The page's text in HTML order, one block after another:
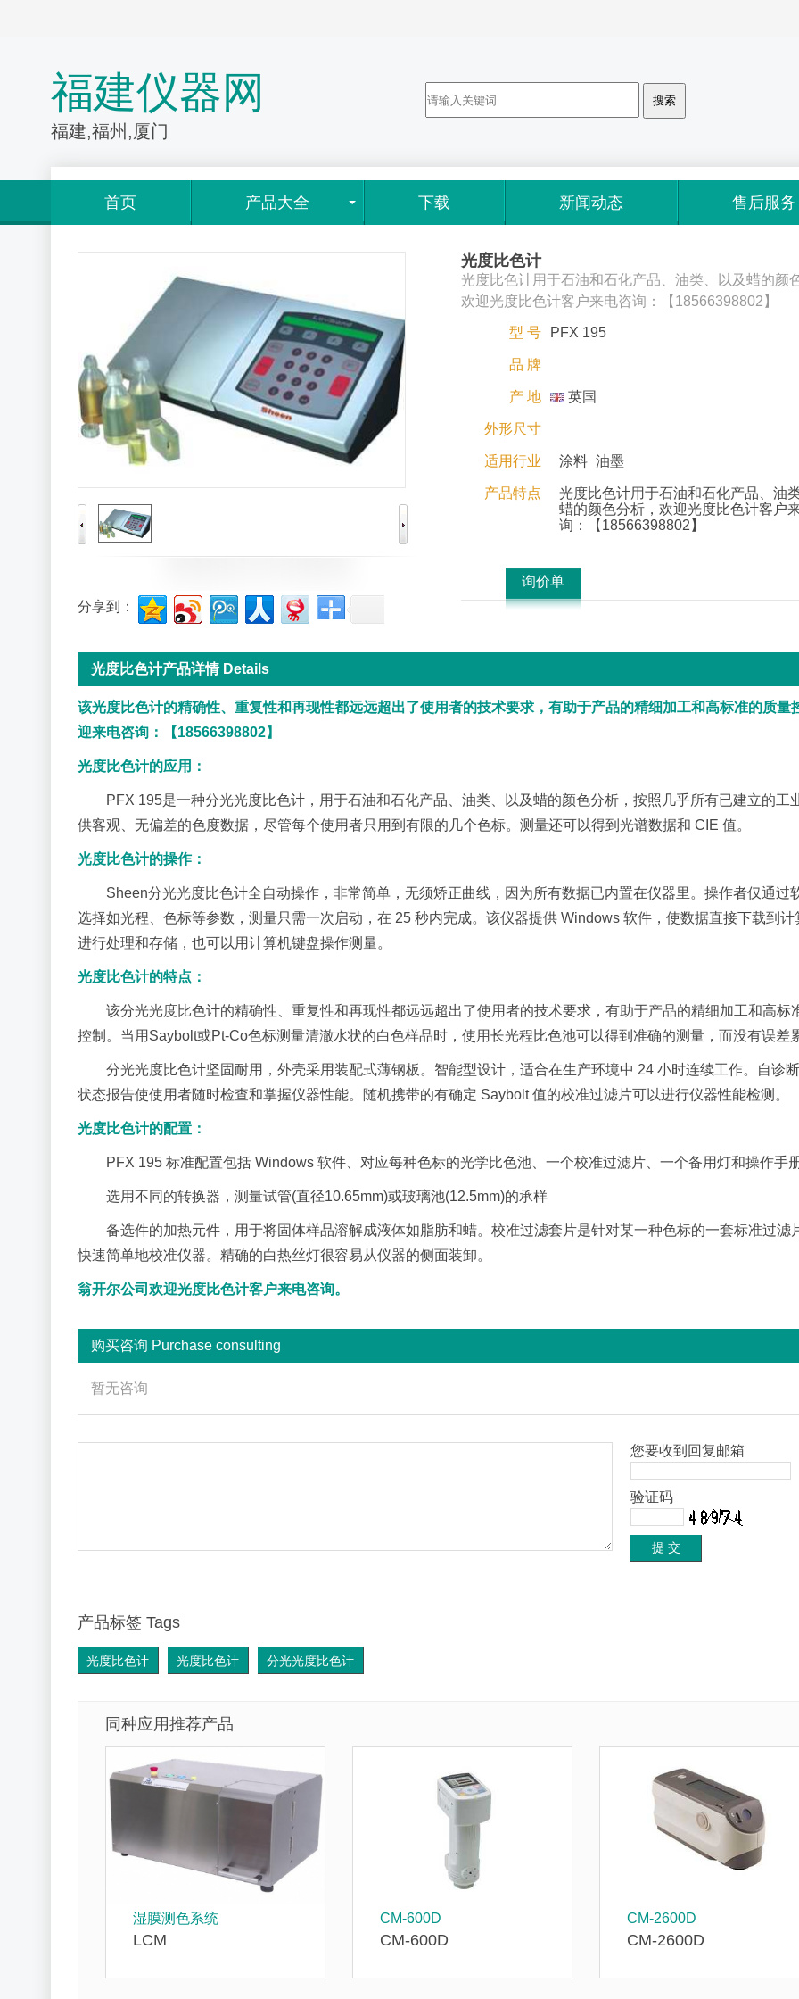
福建仪器网
福建,福州,厦门
首页 产品大全 下载 新闻动态 售后服务
分享到：
光度比色计
光度比色计用于石油和石化产品、油类、以及蜡的颜
欢迎光度比色计客户来电咨询：【18566398802】
型 号 PFX 195
品 牌
产 地 英国
外形尺寸
适用行业 涂料 油墨
产品特点
光度比色计用于石油和石化产品、油
蜡的颜色分析，欢迎光度比色计客户
询：【18566398802】
询价单
光度比色计产品详情 Details
该光度比色计的精确性、重复性和再现性都远远超出了使用者的技术要求，有助于产品的精细加工和高标准的质量
迎来电咨询：【18566398802】
光度比色计的应用：
PFX 195是一种分光光度比色计，用于石油和石化产品、油类、以及蜡的颜色分析，按照几乎所有已建立的工
供客观、无偏差的色度数据，尽管每个使用者只用到有限的几个色标。测量还可以得到光谱数据和 CIE 值。
光度比色计的操作：
Sheen分光光度比色计全自动操作，非常简单，无须矫正曲线，因为所有数据已内置在仪器里。操作者仅通过
选择如光程、色标等参数，测量只需一次启动，在 25 秒内完成。该仪器提供 Windows 软件，使数据直接下载到计
进行处理和存储，也可以用计算机键盘操作测量。
光度比色计的特点：
该分光光度比色计的精确性、重复性和再现性都远远超出了使用者的技术要求，有助于产品的精细加工和高标
控制。当用Saybolt或Pt-Co色标测量清澈水状的白色样品时，使用长光程比色池可以得到准确的测量，而没有误差
分光光度比色计坚固耐用，外壳采用装配式薄钢板。智能型设计，适合在生产环境中 24 小时连续工作。自诊
状态报告使使用者随时检查和掌握仪器性能。随机携带的有确定 Saybolt 值的校准过滤片可以进行仪器性能检测。
光度比色计的配置：
PFX 195 标准配置包括 Windows 软件、对应每种色标的光学比色池、一个校准过滤片、一个备用灯和操作手
选用不同的转换器，测量试管(直径10.65mm)或玻璃池(12.5mm)的承样
备选件的加热元件，用于将固体样品溶解成液体如脂肪和蜡。校准过滤套片是针对某一种色标的一套标准过滤
快速简单地校准仪器。精确的白热丝灯很容易从仪器的侧面装卸。
翁开尔公司欢迎光度比色计客户来电咨询。
购买咨询 Purchase consulting
了解光度比色计价格,请致电：185-6639-8802
暂无咨询
您要收到回复邮箱
验证码
产品标签 Tags
光度比色计 光度比色计 分光光度比色计
同种应用推荐产品
湿膜测色系统
LCM
CM-600D
CM-600D
CM-2600D
CM-2600D